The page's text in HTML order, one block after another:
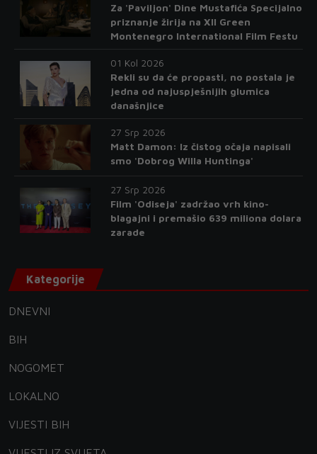
Za 'Paviljon' Dine Mustafića Specijalno
priznanje žirija na XII Green
Montenegro International Film Festu
01 Kol 2026
Rekli su da će propasti, no postala je
jedna od najuspješnijih glumica
današnjice
27 Srp 2026
Matt Damon: Iz čistog očaja napisali
smo 'Dobrog Willa Huntinga'
27 Srp 2026
Film 'Odiseja' zadržao vrh kino-
blagajni i premašio 639 miliona dolara
zarade
Kategorije
DNEVNI
BIH
NOGOMET
LOKALNO
VIJESTI BIH